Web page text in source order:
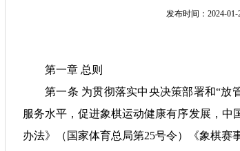
发布时间： 2024-01-
第一章 总则
第一条 为贯彻落实中央决策部署和“放
服务水平，促进象棋运动健康有序发展，中
办法》（国家体育总局第25号令）《象棋赛